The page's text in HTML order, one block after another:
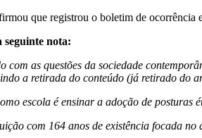
que registrou o boletim de
seguinte nota:
com as questões da sociedade
a retirada do conteúdo (já retirado do
escola é ensinar a adoção de posturas
com 164 anos de existência focada